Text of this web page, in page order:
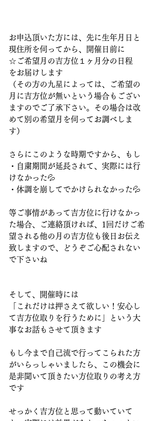
お申込頂いた方には、先に生年月日と
現住所を伺ってから、開催日前に
☆ご希望月の吉方位１ヶ月分の日程
をお届けします
（その方の九星によっては、ご希望の
月に吉方位が無いという場合もござい
ますのでご了承下さい。その場合は改
めて別の希望月を伺ってお調べしま
す）
さらにこのような時期ですから、もし
・自粛期間が延長されて、実際には行
けなかった💦
・体調を崩してでかけられなかった💦
等ご事情があって吉方位に行けなかっ
た場合、ご連絡頂ければ、1回だけご希
望される他の月の吉方位も後日お伝え
致しますので、どうぞご心配されない
で下さいね
そして、開催時には
「これだけは押さえて欲しい！安心し
て吉方位取りを行うために」という大
事なお話もさせて頂きます
もし今まで自己流で行ってこられた方
がいらっしゃいましたら、この機会に
是非聞いて頂きたい方位取りの考え方
です
せっかく吉方位と思って動いていて